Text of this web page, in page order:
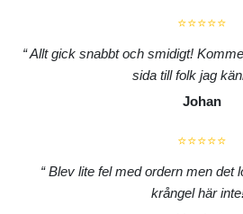
⭐⭐⭐⭐⭐
Allt gick snabbt och smidigt!
sida till folk jag
Johan
⭐⭐⭐⭐⭐
Blev lite fel med ordern men det
krångel här